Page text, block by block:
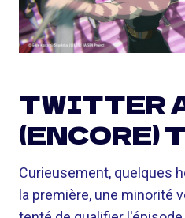
TWITTER
(ENCORE)
Curieusement, quelques
la première, une minorité